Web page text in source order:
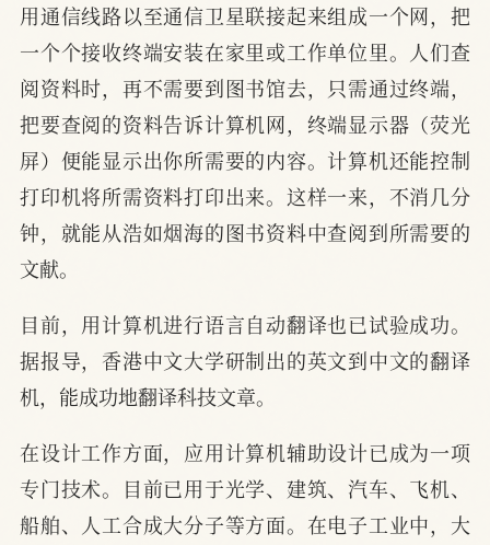
用通信线路以至通信卫星联接起来组成一个网，把
一个个接收终端安装在家里或工作单位里。人们查
阅资料时，再不需要到图书馆去，只需通过终端，
把要查阅的资料告诉计算机网，终端显示器（荧光
屏）便能显示出你所需要的内容。计算机还能控制
打印机将所需资料打印出来。这样一来，不消几分
钟，就能从浩如烟海的图书资料中查阅到所需要的
文献。
目前，用计算机进行语言自动翻译也已试验成功。
据报导，香港中文大学研制出的英文到中文的翻译
机，能成功地翻译科技文章。
在设计工作方面，应用计算机辅助设计已成为一项
专门技术。目前已用于光学、建筑、汽车、飞机、
船舶、人工合成大分子等方面。在电子工业中，大